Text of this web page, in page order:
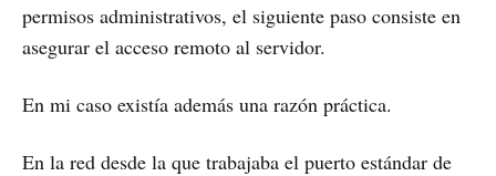
permisos administrativos, el siguiente paso consiste en
asegurar el acceso remoto al servidor.
En mi caso existía además una razón práctica.
En la red desde la que trabajaba el puerto estándar de